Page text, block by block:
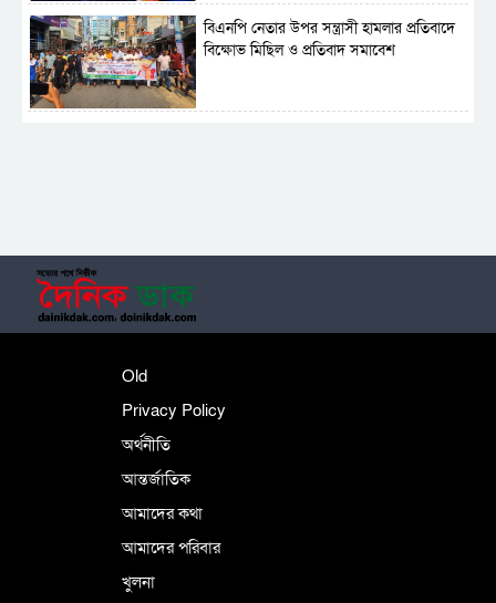
বিএনপি নেতার উপর সন্ত্রাসী হামলার প্রতিবাদে
বিক্ষোভ মিছিল ও প্রতিবাদ সমাবেশ
Old
Privacy Policy
অর্থনীতি
আন্তর্জাতিক
আমাদের কথা
আমাদের পরিবার
খুলনা